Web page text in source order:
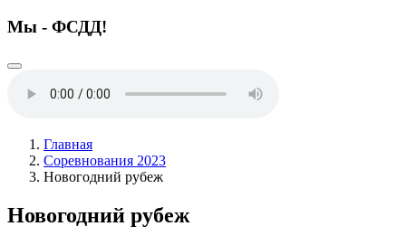
Мы - ФСДД!
Главная
Соревнования 2023
Новогодний рубеж
Новогодний рубеж